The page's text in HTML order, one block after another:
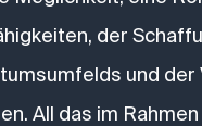
der
und der
All das im